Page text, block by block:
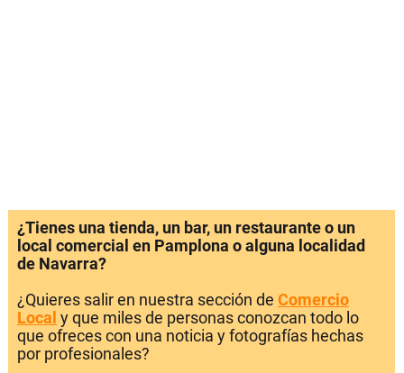
¿Tienes una tienda, un bar, un restaurante o un
local comercial en Pamplona o alguna localidad
de Navarra?
¿Quieres salir en nuestra sección de Comercio
Local y que miles de personas conozcan todo lo
que ofreces con una noticia y fotografías hechas
por profesionales?